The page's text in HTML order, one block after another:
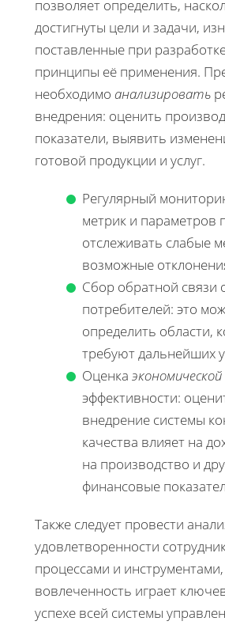
позволяет определить,
достигнуты цели и задачи,
поставленные при
принципы её применения.
необходимо анализировать
внедрения: оценить
показатели, выявить
готовой продукции и услуг.
Регулярный
метрик и параметров
отслеживать слабые
возможные
Сбор обратной связи
потребителей: это
определить области,
требуют дальнейших
Оценка экономической
эффективности:
внедрение системы
качества влияет на
на производство и
финансовые
Также следует провести
удовлетворенности
процессами и
вовлеченность играет
успехе всей системы